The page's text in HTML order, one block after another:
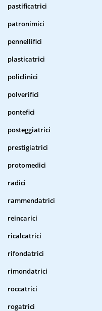
pastificatrici
patronimici
pennellifici
plasticatrici
policlinici
polverifici
pontefici
posteggiatrici
prestigiatrici
protomedici
radici
rammendatrici
reincarici
ricalcatrici
rifondatrici
rimondatrici
roccatrici
rogatrici